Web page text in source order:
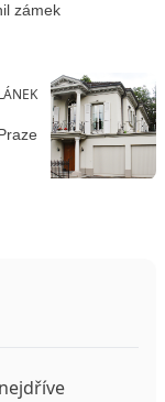
zámek